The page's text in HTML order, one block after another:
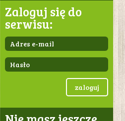
Zaloguj się do
serwisu:
zaloguj